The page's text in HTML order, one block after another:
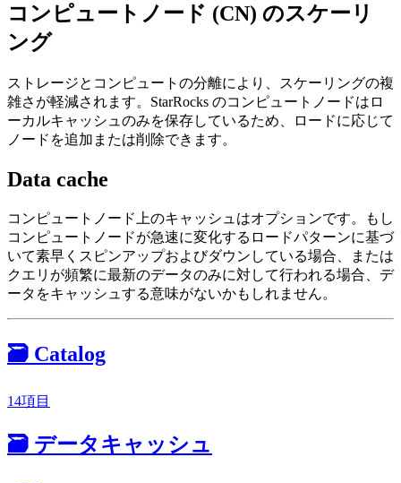
コンピュートノード (CN) のスケーリ
ング
ストレージとコンピュートの分離により、スケーリングの複
雑さが軽減されます。StarRocks のコンピュートノードはロ
ーカルキャッシュのみを保存しているため、ロードに応じて
ノードを追加または削除できます。
Data cache
コンピュートノード上のキャッシュはオプションです。もし
コンピュートノードが急速に変化するロードパターンに基づ
いて素早くスピンアップおよびダウンしている場合、または
クエリが頻繁に最新のデータのみに対して行われる場合、デ
ータをキャッシュする意味がないかもしれません。
🗃️ Catalog
14項目
🗃️ データキャッシュ